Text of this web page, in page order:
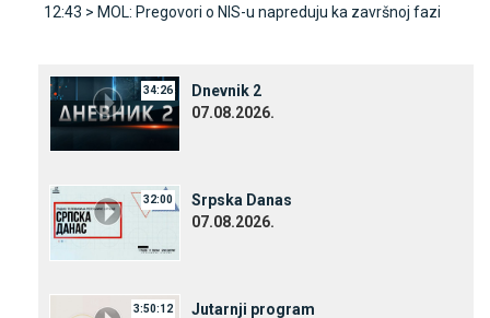
12:43 > MOL: Pregovori o NIS-u napreduju ka završnoj fazi
34:26
Dnevnik 2
07.08.2026.
32:00
Srpska Danas
07.08.2026.
3:50:12 Јutarnji program